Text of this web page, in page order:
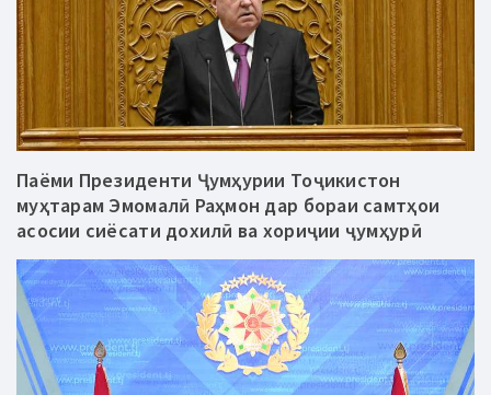
Паёми Президенти Ҷумҳурии Тоҷикистон
муҳтарам Эмомалӣ Раҳмон дар бораи самтҳои
асосии сиёсати дохилӣ ва хориҷии ҷумҳурӣ